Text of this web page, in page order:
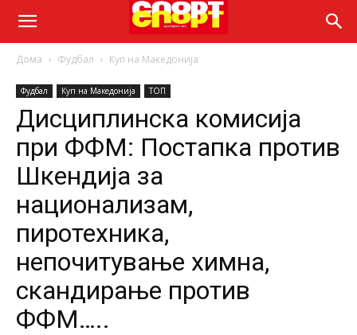
Дома Фудбал Куп на Македонија
Фудбал Куп на Македонија ТОП
Дисциплинска комисија
при ФФМ: Постапка против
Шкендија за
национализам,
пиротехника,
непочитување химна,
скандирање против
ФФМ…..